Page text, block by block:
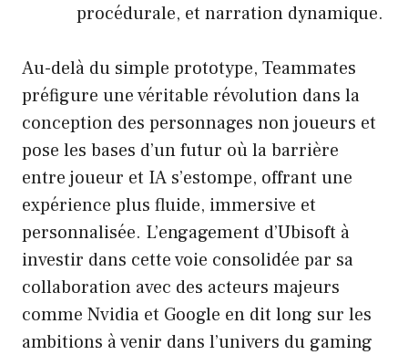
procédurale, et narration dynamique.
Au-delà du simple prototype, Teammates
préfigure une véritable révolution dans la
conception des personnages non joueurs et
pose les bases d’un futur où la barrière
entre joueur et IA s’estompe, offrant une
expérience plus fluide, immersive et
personnalisée. L’engagement d’Ubisoft à
investir dans cette voie consolidée par sa
collaboration avec des acteurs majeurs
comme Nvidia et Google en dit long sur les
ambitions à venir dans l’univers du gaming